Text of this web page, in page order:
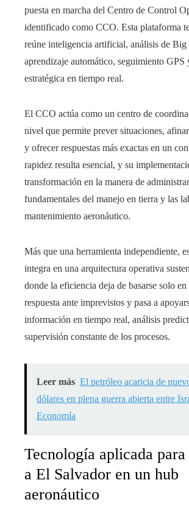
puesta en marcha del Centro de Control
identificado como CCO. Esta plataforma
reúne inteligencia artificial, análisis de Big
aprendizaje automático, seguimiento GPS
estratégica en tiempo real.
El CCO actúa como un centro de
nivel que permite prever situaciones,
y ofrecer respuestas más exactas en un
rapidez resulta esencial, y su
transformación en la manera de
fundamentales del manejo en tierra y las
mantenimiento aeronáutico.
Más que una herramienta independiente,
integra en una arquitectura operativa
donde la eficiencia deja de basarse solo
respuesta ante imprevistos y pasa a
información en tiempo real, análisis
supervisión constante de los procesos.
Leer más El petróleo acaricia de
dólares en plena guerra abierta entre
Economía
Tecnología aplicada
a El Salvador en un hub
aeronáutico